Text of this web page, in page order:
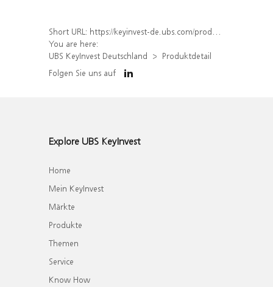
Short URL: https://keyinvest-de.ubs.com/produkt/detail/index/isin/DE000WA705X9
You are here:
UBS KeyInvest Deutschland
Produktdetail
Folgen Sie uns auf
Explore UBS KeyInvest
Home
Mein KeyInvest
Märkte
Produkte
Themen
Service
Know How